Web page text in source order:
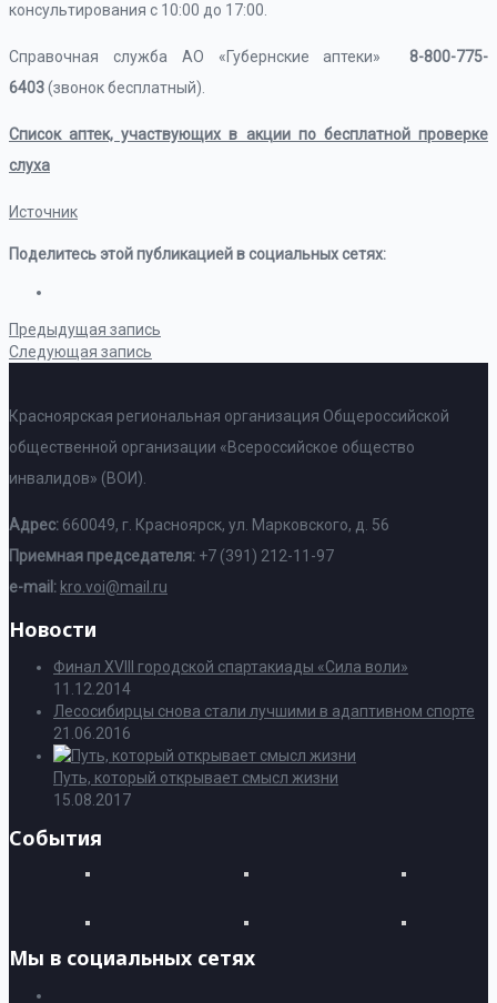
консультирования с 10:00 до 17:00.
Справочная служба АО «Губернские аптеки» 8-800-775-
6403(звонок бесплатный).
Список аптек, участвующих в акции по бесплатной проверке
слуха
Источник
Поделитесь этой публикацией в социальных сетях:
Предыдущая запись
Следующая запись
Красноярская региональная организация Общероссийской
общественной организации «Всероссийское общество
инвалидов» (ВОИ).
Адрес: 660049, г. Красноярск, ул. Марковского, д. 56
Приемная председателя: +7 (391) 212-11-97
e-mail: kro.voi@mail.ru
Новости
Финал XVIII городской спартакиады «Сила воли»
11.12.2014
Лесосибирцы снова стали лучшими в адаптивном спорте
21.06.2016
Путь, который открывает смысл жизни
15.08.2017
События
Мы в социальных сетях